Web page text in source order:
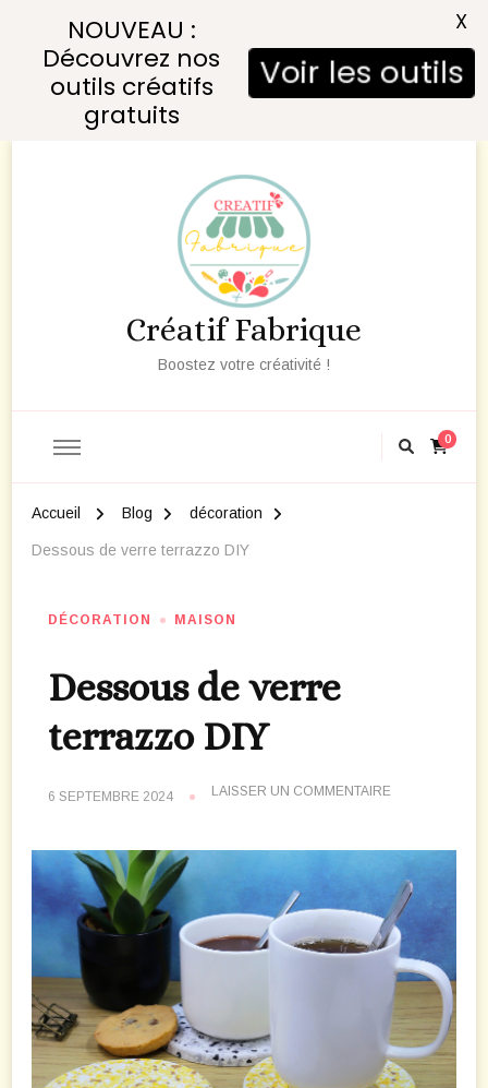
Créatif Fabrique
Boostez votre créativité !
0
Accueil Blog décoration
Dessous de verre terrazzo DIY
DÉCORATION MAISON
Dessous de verre
terrazzo DIY
6 SEPTEMBRE 2024 LAISSER UN COMMENTAIRE
TERRAZZO
DIY
NOUVEAU :
Découvrez nos
outils créatifs
gratuits
Voir les outils
X